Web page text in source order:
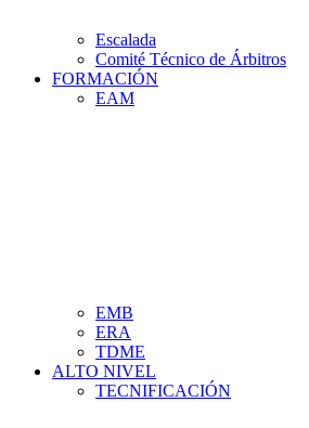
Escalada
Comité Técnico de Árbitros
FORMACIÓN
EAM
EMB
ERA
TDME
ALTO NIVEL
TECNIFICACIÓN